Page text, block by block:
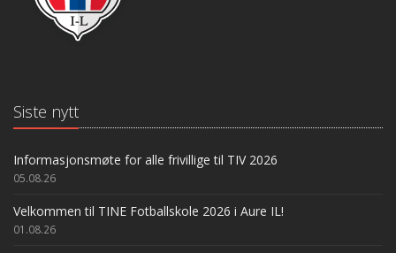
Siste nytt
Informasjonsmøte for alle frivillige til TIV 2026
05.08.26
Velkommen til TINE Fotballskole 2026 i Aure IL!
01.08.26